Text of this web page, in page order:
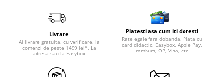
Livrare
Ai livrare gratuita, cu verificare, la
comenzi de peste 1499 lei*. La
adresa sau la Easybox
Platesti asa cum iti doresti
Rate egale fara dobanda, Plata cu
card didactic, Easybox, Apple Pay,
ramburs, OP, Visa, etc